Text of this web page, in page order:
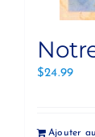
$24.99
Ajouter